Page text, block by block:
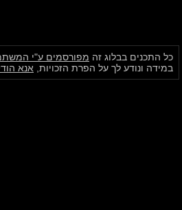
כל התכנים בבלוג זה מפורסמים ע"י
במידה ונודע לך על הפרת הזכויות, אנא